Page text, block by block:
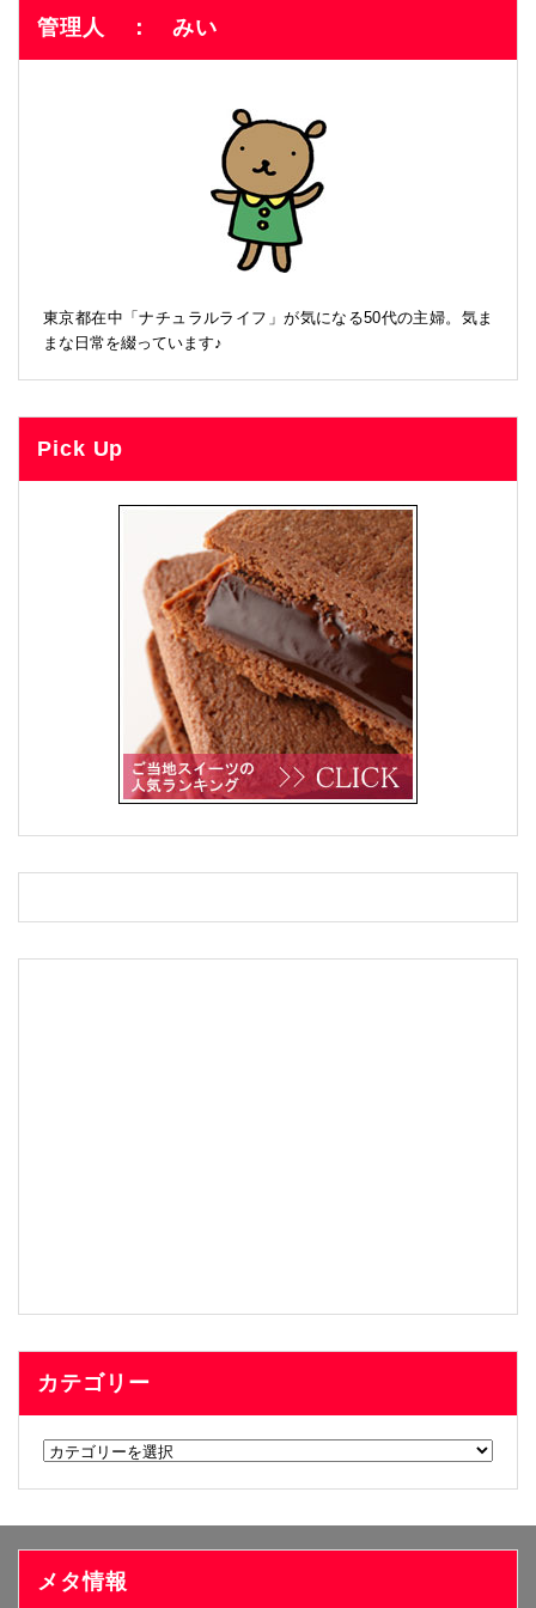
管理人 ： みい
東京都在中「ナチュラルライフ」が気になる50代の主婦。気ま
まな日常を綴っています♪
Pick Up
カテゴリー
カ
リ
ー
メタ情報